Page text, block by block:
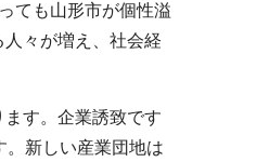
ても山形市が個性溢
々が増え、社会経
す。企業誘致です
。新しい産業団地は